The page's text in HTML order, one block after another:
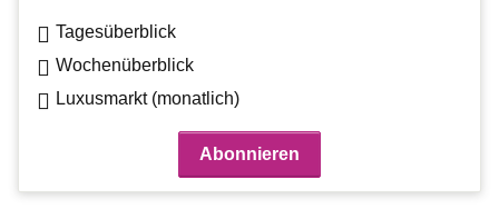
Tagesüberblick
Wochenüberblick
Luxusmarkt (monatlich)